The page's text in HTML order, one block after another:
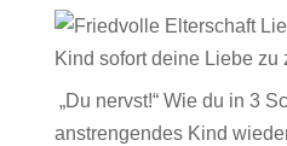
Kind sofort deine Liebe zu
„Du nervst!“ Wie du in 3
anstrengendes Kind